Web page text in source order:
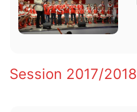
Session 2017/2018